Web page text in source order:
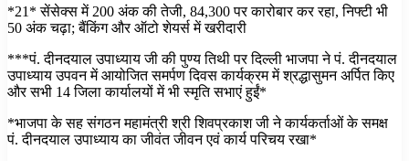
*21* सेंसेक्स में 200 अंक की तेजी, 84,300 पर कारोबार कर रहा, निफ्टी भी
50 अंक चढ़ा; बैंकिंग और ऑटो शेयर्स में खरीदारी
***पं. दीनदयाल उपाध्याय जी की पुण्य तिथी पर दिल्ली भाजपा ने पं. दीनदयाल
उपाध्याय उपवन में आयोजित समर्पण दिवस कार्यक्रम में श्रद्धासुमन अर्पित किए
और सभी 14 जिला कार्यालयों में भी स्मृति सभाएं हुईं*
*भाजपा के सह संगठन महामंत्री श्री शिवप्रकाश जी ने कार्यकर्ताओं के समक्ष
पं. दीनदयाल उपाध्याय का जीवंत जीवन एवं कार्य परिचय रखा*